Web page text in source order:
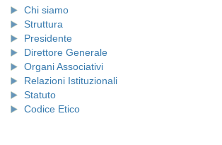
Chi siamo
Struttura
Presidente
Direttore Generale
Organi Associativi
Relazioni Istituzionali
Statuto
Codice Etico